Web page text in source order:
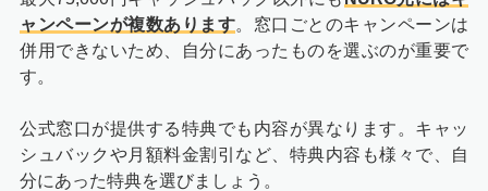
ャンペーンが複数あります。窓口ごとのキャンペーンは
併用できないため、自分にあったものを選ぶのが重要で
す。
公式窓口が提供する特典でも内容が異なります。キャッ
シュバックや月額料金割引など、特典内容も様々で、自
分にあった特典を選びましょう。